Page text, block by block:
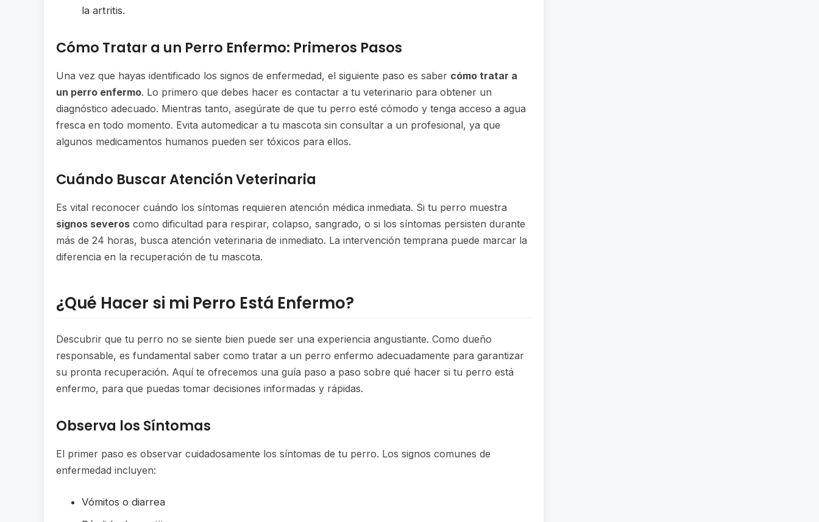
la artritis.
Cómo Tratar a un Perro Enfermo: Primeros Pasos
Una vez que hayas identificado los signos de enfermedad, el siguiente paso es saber cómo tratar a
un perro enfermo. Lo primero que debes hacer es contactar a tu veterinario para obtener un
diagnóstico adecuado. Mientras tanto, asegúrate de que tu perro esté cómodo y tenga acceso a agua
fresca en todo momento. Evita automedicar a tu mascota sin consultar a un profesional, ya que
algunos medicamentos humanos pueden ser tóxicos para ellos.
Cuándo Buscar Atención Veterinaria
Es vital reconocer cuándo los síntomas requieren atención médica inmediata. Si tu perro muestra
signos severos como dificultad para respirar, colapso, sangrado, o si los síntomas persisten durante
más de 24 horas, busca atención veterinaria de inmediato. La intervención temprana puede marcar la
diferencia en la recuperación de tu mascota.
¿Qué Hacer si mi Perro Está Enfermo?
Descubrir que tu perro no se siente bien puede ser una experiencia angustiante. Como dueño
responsable, es fundamental saber como tratar a un perro enfermo adecuadamente para garantizar
su pronta recuperación. Aquí te ofrecemos una guía paso a paso sobre qué hacer si tu perro está
enfermo, para que puedas tomar decisiones informadas y rápidas.
Observa los Síntomas
El primer paso es observar cuidadosamente los síntomas de tu perro. Los signos comunes de
enfermedad incluyen:
Vómitos o diarrea